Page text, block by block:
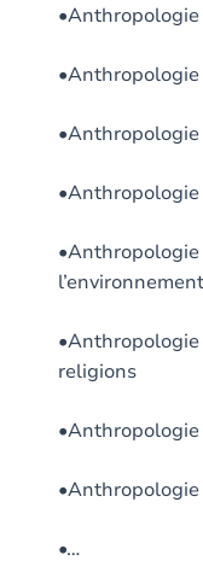
•Anthropologie
•Anthropologie
l’environnement
religions
•…